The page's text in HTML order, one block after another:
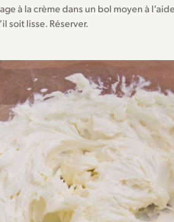
à la crème dans un bol moyen à
soit lisse. Réserver.